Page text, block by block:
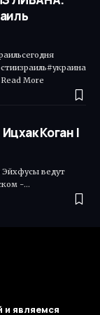
More
Коган |
Эйхфусы ведут
-…
и являемся